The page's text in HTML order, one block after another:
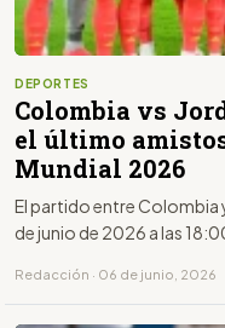
DEPORTES
Colombia vs
el último
Mundial 2026
El partido entre Colombia
de junio de 2026 a las
Redacción · 06 de junio, 2026